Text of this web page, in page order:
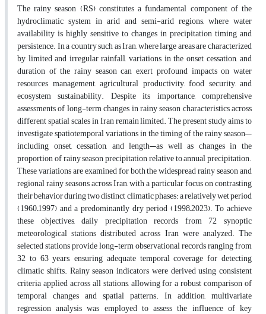
The rainy season (RS) constitutes a fundamental component of the
hydroclimatic system in arid and semi-arid regions, where water
availability is highly sensitive to changes in precipitation timing and
persistence. In a country such as Iran, where large areas are characterized
by limited and irregular rainfall, variations in the onset, cessation, and
duration of the rainy season can exert profound impacts on water
resources management, agricultural productivity, food security, and
ecosystem sustainability. Despite its importance, comprehensive
assessments of long-term changes in rainy season characteristics across
different spatial scales in Iran remain limited. The present study aims to
investigate spatiotemporal variations in the timing of the rainy season—
including onset, cessation, and length—as well as changes in the
proportion of rainy season precipitation relative to annual precipitation.
These variations are examined for both the widespread rainy season and
regional rainy seasons across Iran, with a particular focus on contrasting
their behavior during two distinct climatic phases: a relatively wet period
(1960–1997) and a predominantly dry period (1998–2023). To achieve
these objectives, daily precipitation records from 72 synoptic
meteorological stations distributed across Iran were analyzed. The
selected stations provide long-term observational records ranging from
32 to 63 years, ensuring adequate temporal coverage for detecting
climatic shifts. Rainy season indicators were derivedusing consistent
criteria applied across all stations, allowing for a robust comparison of
temporal changes and spatial patterns. In addition, multivariate
regression analysis was employed to assess the influence of key